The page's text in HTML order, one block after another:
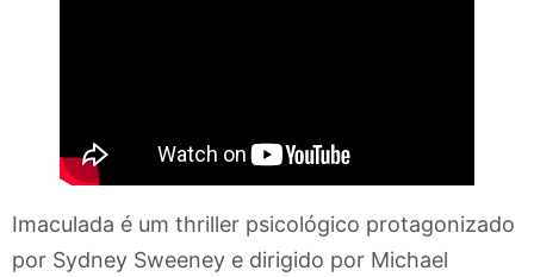
Imaculada é um thriller psicológico protagonizado
por Sydney Sweeney e dirigido por Michael